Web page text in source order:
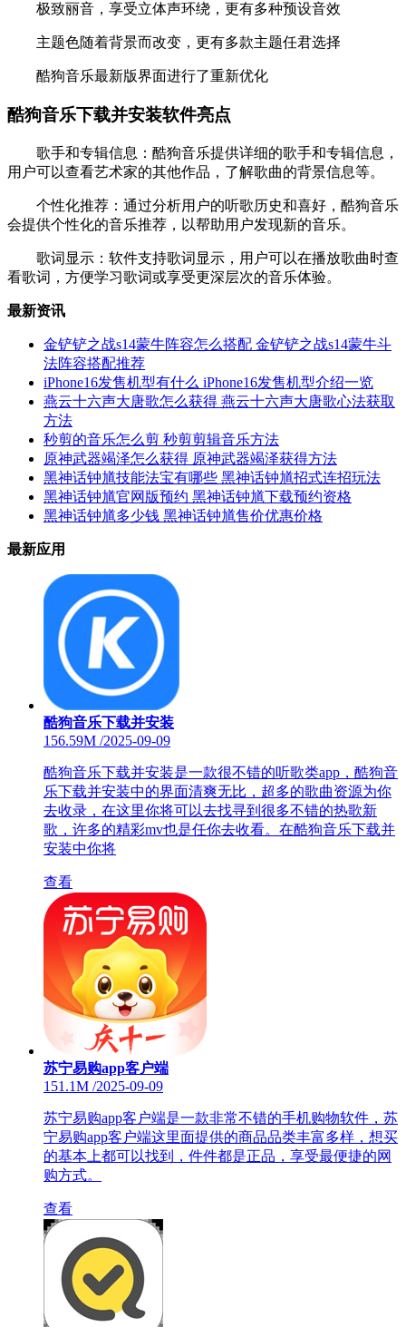
极致丽音，享受立体声环绕，更有多种预设音效
主题色随着背景而改变，更有多款主题任君选择
酷狗音乐最新版界面进行了重新优化
酷狗音乐下载并安装软件亮点
歌手和专辑信息：酷狗音乐提供详细的歌手和专辑信息，
用户可以查看艺术家的其他作品，了解歌曲的背景信息等。
个性化推荐：通过分析用户的听歌历史和喜好，酷狗音乐
会提供个性化的音乐推荐，以帮助用户发现新的音乐。
歌词显示：软件支持歌词显示，用户可以在播放歌曲时查
看歌词，方便学习歌词或享受更深层次的音乐体验。
最新资讯
金铲铲之战s14蒙牛阵容怎么搭配 金铲铲之战s14蒙牛斗
法阵容搭配推荐
iPhone16发售机型有什么 iPhone16发售机型介绍一览
燕云十六声大唐歌怎么获得 燕云十六声大唐歌心法获取
方法
秒剪的音乐怎么剪 秒剪剪辑音乐方法
原神武器竭泽怎么获得 原神武器竭泽获得方法
黑神话钟馗技能法宝有哪些 黑神话钟馗招式连招玩法
黑神话钟馗官网版预约 黑神话钟馗下载预约资格
黑神话钟馗多少钱 黑神话钟馗售价优惠价格
最新应用
酷狗音乐下载并安装
156.59M /2025-09-09
酷狗音乐下载并安装是一款很不错的听歌类app，酷狗音
乐下载并安装中的界面清爽无比，超多的歌曲资源为你
去收录，在这里你将可以去找寻到很多不错的热歌新
歌，许多的精彩mv也是任你去收看。在酷狗音乐下载并
安装中你将
查看
苏宁易购app客户端
151.1M /2025-09-09
苏宁易购app客户端是一款非常不错的手机购物软件，苏
宁易购app客户端这里面提供的商品品类丰富多样，想买
的基本上都可以找到，件件都是正品，享受最便捷的网
购方式。
查看